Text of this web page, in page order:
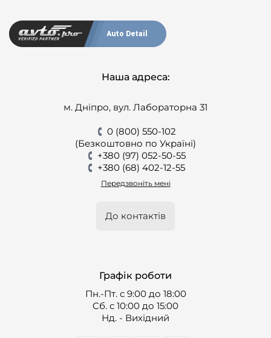
Auto Detail
Наша адреса:
м. Дніпро, вул. Лабораторна 31
0 (800) 550-102
(Безкоштовно по Україні)
+380 (97) 052-50-55
+380 (68) 402-12-55
Передзвоніть мені
До контактів
Графік роботи
Пн.-Пт. с 9:00 до 18:00
Cб. с 10:00 до 15:00
Нд. - Вихідний